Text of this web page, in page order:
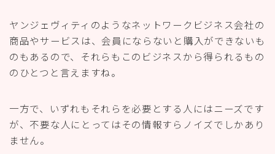
ヤンジェヴィティのようなネットワークビジネス会社の
商品やサービスは、会員にならないと購入ができないも
のもあるので、それらもこのビジネスから得られるもの
のひとつと言えますね。
一方で、いずれもそれらを必要とする人にはニーズです
が、不要な人にとってはその情報すらノイズでしかあり
ません。